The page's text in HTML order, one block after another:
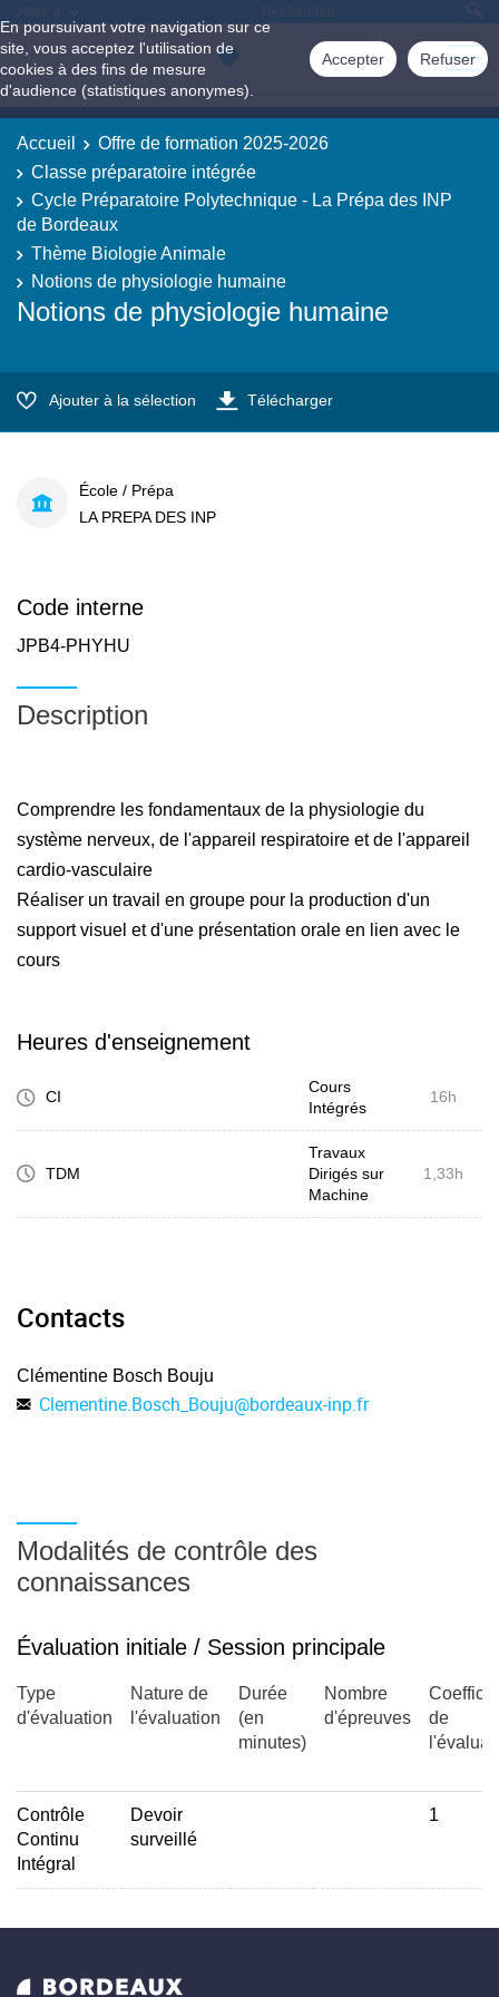
En poursuivant votre navigation sur ce
site, vous acceptez l'utilisation de
cookies à des fins de mesure
d'audience (statistiques anonymes).
Accepter Refuser
Aller à
Accueil
Offre de formation 2025-2026
Classe préparatoire intégrée
Cycle Préparatoire Polytechnique - La Prépa des INP
de Bordeaux
Thème Biologie Animale
Notions de physiologie humaine
Notions de physiologie humaine
Ajouter à la sélection Télécharger
École / Prépa
LA PREPA DES INP
Code interne
JPB4-PHYHU
Description
Comprendre les fondamentaux de la physiologie du
système nerveux, de l'appareil respiratoire et de l'appareil
cardio-vasculaire
Réaliser un travail en groupe pour la production d'un
support visuel et d'une présentation orale en lien avec le
cours
Heures d'enseignement
CI
Cours
Intégrés
16h
TDM
Travaux
Dirigés sur
Machine
1,33h
Contacts
Clémentine Bosch Bouju
Clementine.Bosch_Bouju@bordeaux-inp.fr
Modalités de contrôle des
connaissances
Évaluation initiale / Session principale
Type
d'évaluation
Nature de
l'évaluation
Durée
(en
minutes)
Nombre
d'épreuves
de
Contrôle
Continu
Intégral
Devoir
surveillé
1